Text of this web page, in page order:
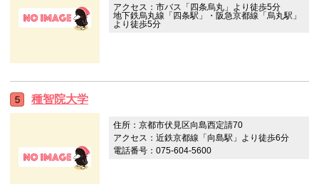
アクセス：市バス「四条烏丸」より徒歩5分
地下鉄烏丸線「四条駅」・阪急京都線「烏丸駅」
より徒歩5分
種智院大学
住所：京都市伏見区向島西定請70
アクセス：近鉄京都線「向島駅」より徒歩6分
電話番号：075-604-5600